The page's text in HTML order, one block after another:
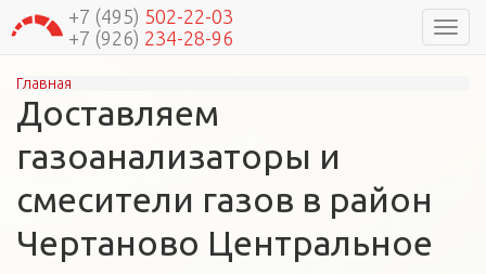
+7 (495) 502-22-03
+7 (926) 234-28-96
Вы здесь
Главная
Доставляем
газоанализаторы и
смесители газов в район
Чертаново Центральное